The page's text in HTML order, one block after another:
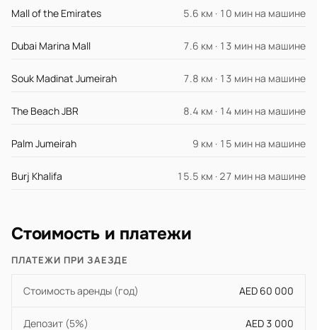
Mall of the Emirates 5.6 км · 10 мин на машине
Dubai Marina Mall 7.6 км · 13 мин на машине
Souk Madinat Jumeirah 7.8 км · 13 мин на машине
The Beach JBR 8.4 км · 14 мин на машине
Palm Jumeirah 9 км · 15 мин на машине
Burj Khalifa 15.5 км · 27 мин на машине
Стоимость и платежи
ПЛАТЕЖИ ПРИ ЗАЕЗДЕ
Стоимость аренды (год) AED 60 000
Депозит (5%) AED 3 000